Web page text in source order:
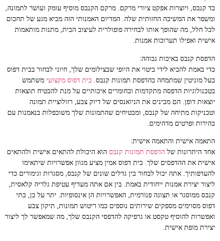
בד קנבס, ויוצרות אפקט ציורי מרקם. מרקם הקנבס מוסיף עומק ועושר לתמונה,
ומשפר את המשיכה החזותית שלה. המדיום האמנותי הזה מביא מגע של תחכום
לכל חלל, מה שהופך אותו לבחירה פופולרית לעיצוב הבית, מתנות מותאמות
אישית ואפילו תערוכות אמנות.
הדפסת קנבס באיכות גבוהה:
כדי באמת להביא לידי ביטוי את היופי שבצילומים שלך, חיוני לבחור בבית דפוס
בעל מוניטין שמתמחה בהדפסת תמונות קנבס. בית דפוס מקצועי משתמש
בטכנולוגיות הדפסה מתקדמות ובחומרים איכותיים על מנת להבטיח תוצאות
יוצאות דופן. הם מבינים את הניואנסים של דיוק צבע, רזולוציית תמונה
וטכניקות מתיחה של קנבס, ומבטיחים שהתמונות שלך משוכפלות בנאמנות עם
בהירות ופרטים מדהימים.
התאמה אישית והתאמה אישית:
אחד היתרונות של הדפסת תמונות קנבס הוא היכולת להתאים אישית ולהתאים
אישית את ההדפסים שלך. בית דפוס אמין מציע מגוון אפשרויות שיתאימו
להעדפותיך. אתה יכול לבחור בין גדלים שונים של קנבס, מסגרות וגימורים כדי
ליצור יצירת אמנות ייחודית באמת. בין אם אתה מעדיף עטיפת גלריה קלאסית,
קנבס ממוסגר או תצוגה פנורמית, האפשרויות הן אינסופיות. יתר על כן, בתי
דפוס מסוימים מספקים שירותים נוספים כמו ריטוש תמונות, תיקון צבע
ואפשרות להוסיף טקסט או גרפיקה להדפסי הקנבס שלך, מה שמאפשר לך ליצור
יצירת מופת אישית.